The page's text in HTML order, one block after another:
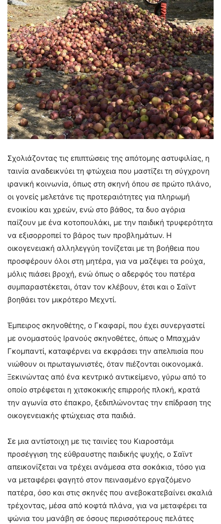
Σχολιάζοντας τις επιπτώσεις της απότομης αστυφιλίας, η
ταινία αναδεικνύει τη φτώχεια που μαστίζει τη σύγχρονη
ιρανική κοινωνία, όπως στη σκηνή όπου σε πρώτο πλάνο,
οι γονείς μελετάνε τις προτεραιότητες για πληρωμή
ενοικίου και χρεών, ενώ στο βάθος, τα δυο αγόρια
παίζουν με ένα κοτοπουλάκι, με την παιδική τρυφερότητα
να εξισορροπεί το βάρος των προβλημάτων. Η
οικογενειακή αλληλεγγύη τονίζεται με τη βοήθεια που
προσφέρουν όλοι στη μητέρα, για να μαζέψει τα ρούχα,
μόλις πιάσει βροχή, ενώ όπως ο αδερφός του πατέρα
συμπαραστέκεται, όταν τον κλέβουν, έτσι και ο Σαϊντ
βοηθάει τον μικρότερο Μεχντί.
Έμπειρος σκηνοθέτης, ο Γκαφαρί, που έχει συνεργαστεί
με ονομαστούς Ιρανούς σκηνοθέτες, όπως ο Μπαχμάν
Γκομπαντί, καταφέρνει να εκφράσει την απελπισία που
νιώθουν οι πρωταγωνιστές, όταν πιέζονται οικονομικά.
Ξεκινώντας από ένα κεντρικό αντικείμενο, γύρω από το
οποίο στρέφεται η χιτσκοκικής επιρροής πλοκή, κρατά
την αγωνία στο έπακρο, ξεδιπλώνοντας την επίδραση της
οικογενειακής φτώχειας στα παιδιά.
Σε μια αντίστοιχη με τις ταινίες του Κιαροστάμι
προσέγγιση της εύθραυστης παιδικής ψυχής, ο Σαϊντ
απεικονίζεται να τρέχει ανάμεσα στα σοκάκια, τόσο για
να μεταφέρει φαγητό στον πεινασμένο εργαζόμενο
πατέρα, όσο και στις σκηνές που ανεβοκατεβαίνει σκαλιά
τρέχοντας, μέσα από κοφτά πλάνα, για να μεταφέρει τα
ψώνια του μανάβη σε όσους περισσότερους πελάτες